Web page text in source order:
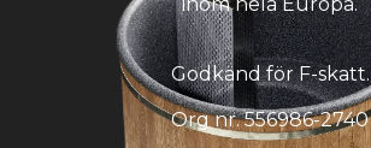
Godkänd för F-skatt.
Org nr. 556986-2740